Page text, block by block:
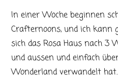
In einer Woche beginnen
Crafternoons, und ich kann
sich das Rosa Haus nach 3
und aussen und einfach
Wonderland verwandelt